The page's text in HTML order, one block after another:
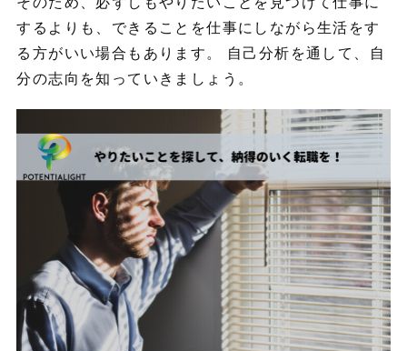
するよりも、できることを仕事にしながら生活をす
る方がいい場合もあります。 自己分析を通して、自
分の志向を知っていきましょう。